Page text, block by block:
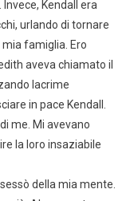
Kendall era
urlando di tornare
famiglia. Ero
aveva chiamato il
lacrime
in pace Kendall.
me. Mi avevano
la loro insaziabile
della mia mente.